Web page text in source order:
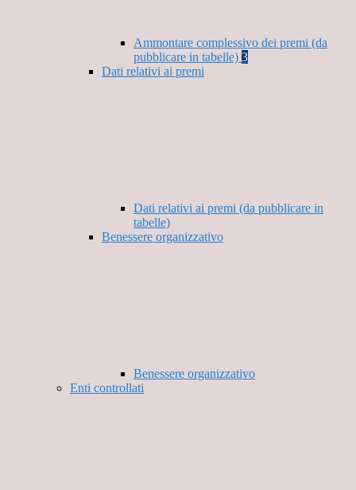
Ammontare complessivo dei premi (da
pubblicare in tabelle) 3
Dati relativi ai premi
Dati relativi ai premi (da pubblicare in
tabelle)
Benessere organizzativo
Benessere organizzativo
Enti controllati